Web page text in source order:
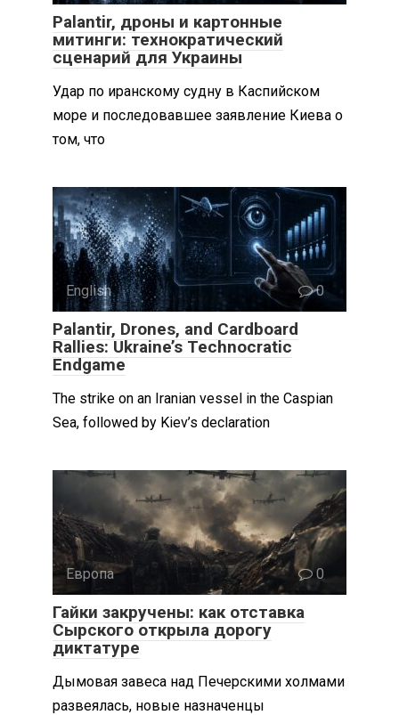
Palantir, дроны и картонные
митинги: технократический
сценарий для Украины
Удар по иранскому судну в Каспийском
море и последовавшее заявление Киева о
том, что
English 0
Palantir, Drones, and Cardboard
Rallies: Ukraine’s Technocratic
Endgame
The strike on an Iranian vessel in the Caspian
Sea, followed by Kiev’s declaration
Европа 0
Гайки закручены: как отставка
Сырского открыла дорогу
диктатуре
Дымовая завеса над Печерскими холмами
развеялась, новые назначенцы